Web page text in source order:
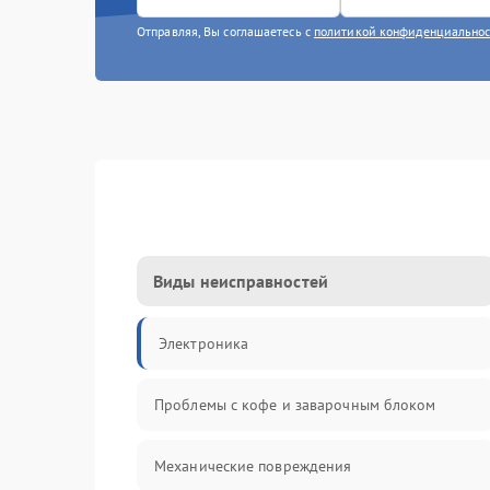
Отправляя, Вы соглашаетесь с политикой
Виды неисправностей
Электроника
Проблемы с кофе и заварочным блоком
Механические повреждения